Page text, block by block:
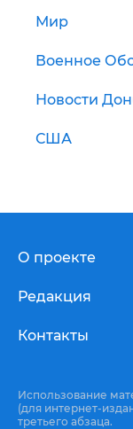
Мир
Военное
Новости
США
О проекте
Редакция
Контакты
Использование
(для интернет-
третьего абзаца.